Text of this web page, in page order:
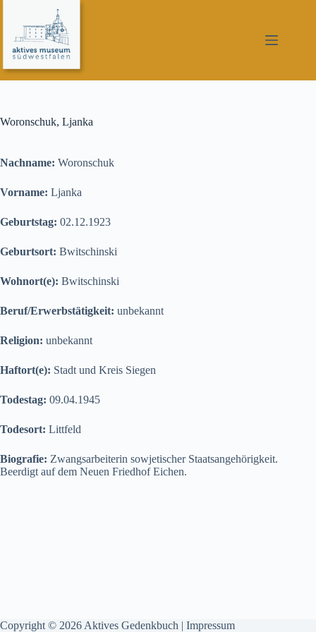
springen
Woronschuk, Ljanka
Nachname: Woronschuk
Vorname: Ljanka
Geburtstag: 02.12.1923
Geburtsort: Bwitschinski
Wohnort(e): Bwitschinski
Beruf/Erwerbstätigkeit: unbekannt
Religion: unbekannt
Haftort(e): Stadt und Kreis Siegen
Todestag: 09.04.1945
Todesort: Littfeld
Biografie: Zwangsarbeiterin sowjetischer Staatsangehörigkeit.
Beerdigt auf dem Neuen Friedhof Eichen.
Copyright © 2026 Aktives Gedenkbuch | Impressum